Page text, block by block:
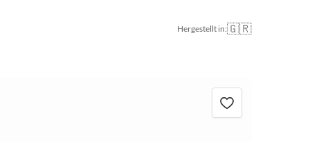
Hergestellt in:🇬🇷